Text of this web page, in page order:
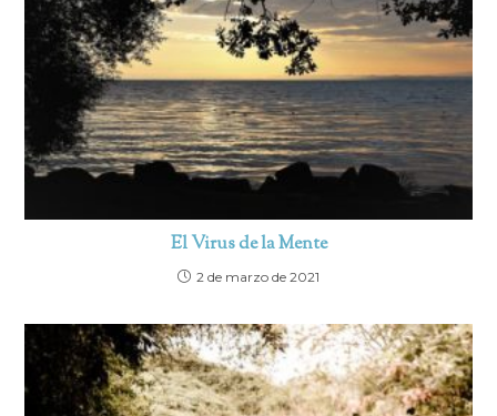
El Virus de la Mente
2 de marzo de 2021